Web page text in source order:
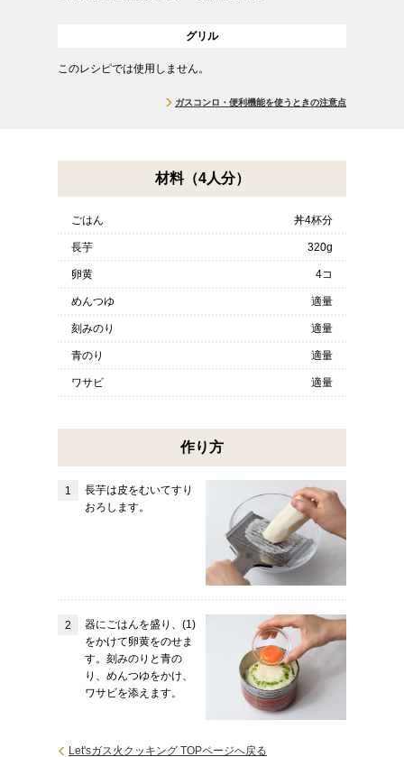
グリル
このレシピでは使用しません。
ガスコンロ・便利機能を使うときの注意点
材料（4人分）
ごはん 丼4杯分
長芋 320g
卵黄 4コ
めんつゆ 適量
刻みのり 適量
青のり 適量
ワサビ 適量
作り方
長芋は皮をむいてすり
おろします。
器にごはんを盛り、(1)
をかけて卵黄をのせま
す。刻みのりと青の
り、めんつゆをかけ、
ワサビを添えます。
Let'sガス火クッキング TOPページへ戻る